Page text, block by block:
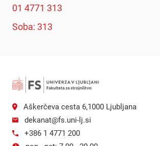
01 4771 313
Soba: 313
Aškerčeva cesta 6,1000 Ljubljana
dekanat@fs.uni-lj.si
+386 1 4771 200